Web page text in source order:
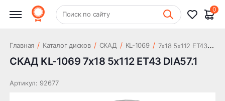
+7 (831) 261-35-35 Шиномонтаж
Поиск по сайту
0
Главная / Каталог дисков / СКАД / KL-1069 / 7
x18 5x112 ET43 DIA57.1
СКАД KL-1069 7x18 5x112 ET43 DIA57.1
Артикул: 92677